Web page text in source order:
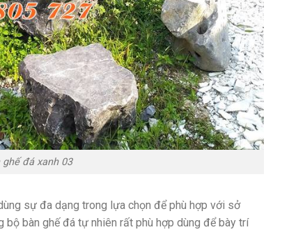
ghế đá xanh 03
sự đa dạng trong lựa chọn để phù hợp với sở
bộ bàn ghế đá tự nhiên rất phù hợp dùng để bày trí